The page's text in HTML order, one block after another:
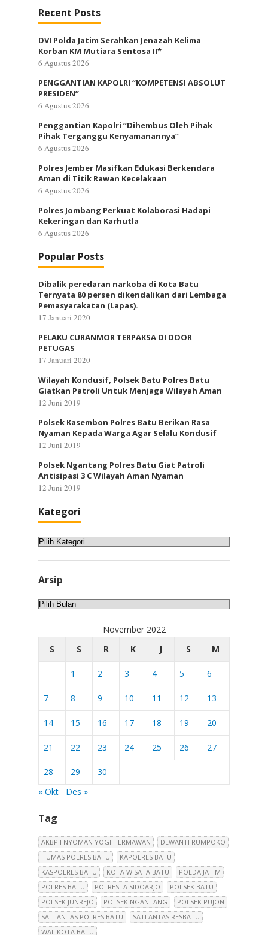
Recent Posts
DVI Polda Jatim Serahkan Jenazah Kelima
Korban KM Mutiara Sentosa II*
6 Agustus 2026
PENGGANTIAN KAPOLRI “KOMPETENSI ABSOLUT
PRESIDEN”
6 Agustus 2026
Penggantian Kapolri “Dihembus Oleh Pihak
Pihak Terganggu Kenyamanannya”
6 Agustus 2026
Polres Jember Masifkan Edukasi Berkendara
Aman di Titik Rawan Kecelakaan
6 Agustus 2026
Polres Jombang Perkuat Kolaborasi Hadapi
Kekeringan dan Karhutla
6 Agustus 2026
Popular Posts
Dibalik peredaran narkoba di Kota Batu
Ternyata 80 persen dikendalikan dari Lembaga
Pemasyarakatan (Lapas).
17 Januari 2020
PELAKU CURANMOR TERPAKSA DI DOOR
PETUGAS
17 Januari 2020
Wilayah Kondusif, Polsek Batu Polres Batu
Giatkan Patroli Untuk Menjaga Wilayah Aman
12 Juni 2019
Polsek Kasembon Polres Batu Berikan Rasa
Nyaman Kepada Warga Agar Selalu Kondusif
12 Juni 2019
Polsek Ngantang Polres Batu Giat Patroli
Antisipasi 3 C Wilayah Aman Nyaman
12 Juni 2019
Kategori
Kategori
Arsip
Arsip
November 2022
S
S R K J S M
1 2 3 4 5 6
7 8 9 10 11 12 13
14 15 16 17 18 19 20
21 22 23 24 25 26 27
28 29
30
« Okt
Des »
Tag
AKBP I NYOMAN YOGI HERMAWAN
DEWANTI RUMPOKO
HUMAS POLRES BATU
KAPOLRES BATU
KASPOLRES BATU
KOTA WISATA BATU
POLDA JATIM
POLRES BATU
POLRESTA SIDOARJO
POLSEK BATU
POLSEK JUNREJO
POLSEK NGANTANG
POLSEK PUJON
SATLANTAS POLRES BATU
SATLANTAS RESBATU
WALIKOTA BATU